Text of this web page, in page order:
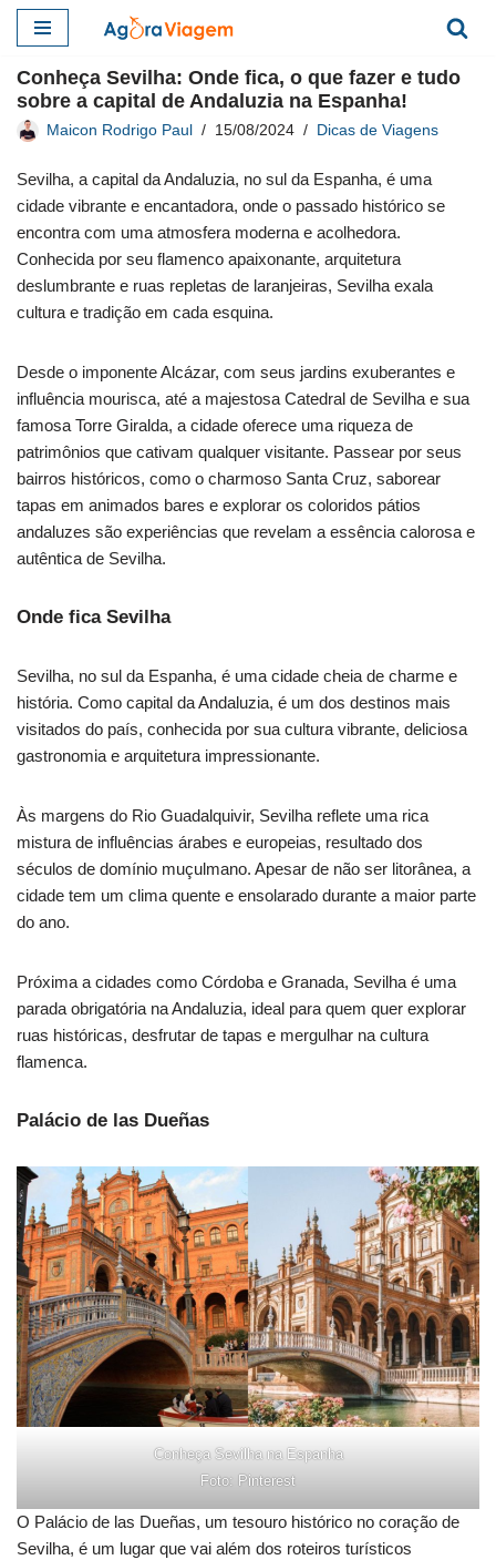
para
o
conteúdo
Conheça Sevilha: Onde fica, o que fazer e tudo
sobre a capital de Andaluzia na Espanha!
Maicon Rodrigo Paul 15/08/2024 Dicas de Viagens
Sevilha, a capital da Andaluzia, no sul da Espanha, é uma
cidade vibrante e encantadora, onde o passado histórico se
encontra com uma atmosfera moderna e acolhedora.
Conhecida por seu flamenco apaixonante, arquitetura
deslumbrante e ruas repletas de laranjeiras, Sevilha exala
cultura e tradição em cada esquina.
Desde o imponente Alcázar, com seus jardins exuberantes e
influência mourisca, até a majestosa Catedral de Sevilha e sua
famosa Torre Giralda, a cidade oferece uma riqueza de
patrimônios que cativam qualquer visitante. Passear por seus
bairros históricos, como o charmoso Santa Cruz, saborear
tapas em animados bares e explorar os coloridos pátios
andaluzes são experiências que revelam a essência calorosa e
autêntica de Sevilha.
Onde fica Sevilha
Sevilha, no sul da Espanha, é uma cidade cheia de charme e
história. Como capital da Andaluzia, é um dos destinos mais
visitados do país, conhecida por sua cultura vibrante, deliciosa
gastronomia e arquitetura impressionante.
Às margens do Rio Guadalquivir, Sevilha reflete uma rica
mistura de influências árabes e europeias, resultado dos
séculos de domínio muçulmano. Apesar de não ser litorânea, a
cidade tem um clima quente e ensolarado durante a maior parte
do ano.
Próxima a cidades como Córdoba e Granada, Sevilha é uma
parada obrigatória na Andaluzia, ideal para quem quer explorar
ruas históricas, desfrutar de tapas e mergulhar na cultura
flamenca.
Palácio de las Dueñas
Conheça Sevilha na Espanha
Foto: Pinterest
O Palácio de las Dueñas, um tesouro histórico no coração de
Sevilha, é um lugar que vai além dos roteiros turísticos